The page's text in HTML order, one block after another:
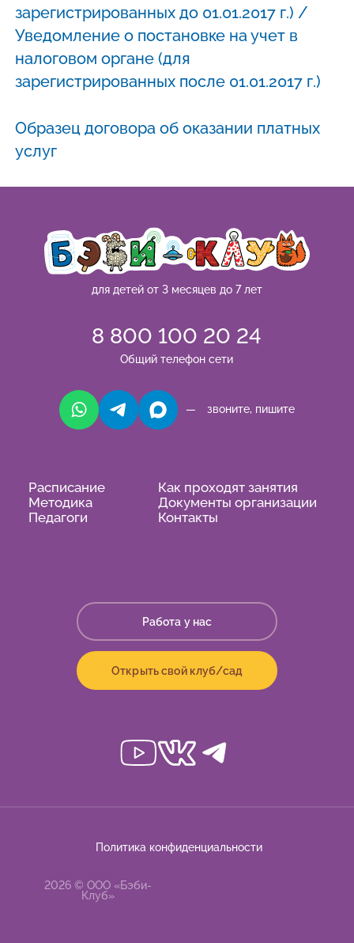
зарегистрированных до 01.01.2017 г.) /
Уведомление о постановке на учет в
налоговом органе (для
зарегистрированных после 01.01.2017 г.)
Образец договора об оказании платных
услуг
для детей от 3 месяцев до 7 лет
8 800 100 20 24
Общий телефон сети
— звоните, пишите
Расписание
Методика
Педагоги
Как проходят занятия
Документы организации
Контакты
Работа у нас
Открыть свой клуб/сад
2026 © ООО «Бэби-
Клуб»
Политика конфиденциальности